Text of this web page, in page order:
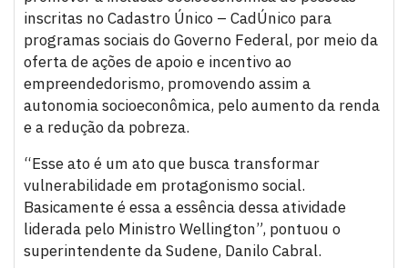
inscritas no Cadastro Único – CadÚnico para
programas sociais do Governo Federal, por meio da
oferta de ações de apoio e incentivo ao
empreendedorismo, promovendo assim a
autonomia socioeconômica, pelo aumento da renda
e a redução da pobreza.
“Esse ato é um ato que busca transformar
vulnerabilidade em protagonismo social.
Basicamente é essa a essência dessa atividade
liderada pelo Ministro Wellington”, pontuou o
superintendente da Sudene, Danilo Cabral.